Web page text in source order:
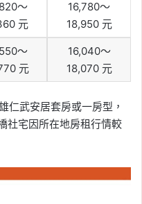
～
元
16,780～
18,950 元
～
元
16,040～
18,070 元
仁武安居套房或一房型，
社宅因所在地房租行情較